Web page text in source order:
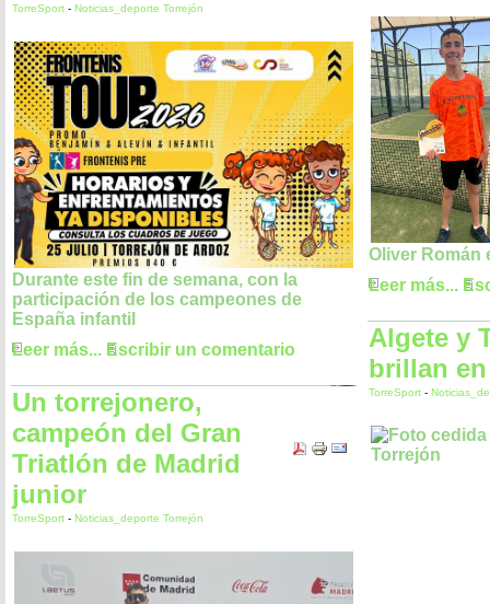
TorreSport - Noticias_deporte Torrejón
Durante este fin de semana, con la
participación de los campeones de
España infantil
Leer más... Escribir un comentario
Un torrejonero,
campeón del Gran
Triatlón de Madrid
junior
TorreSport - Noticias_deporte Torrejón
Oliver Román
Leer más...
Algete y
brillan
TorreSport -